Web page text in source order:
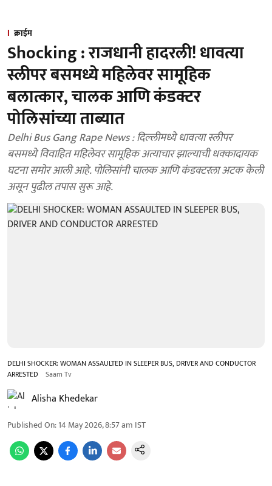
क्राईम
Shocking : राजधानी हादरली! धावत्या
स्लीपर बसमध्ये महिलेवर सामूहिक
बलात्कार, चालक आणि कंडक्टर
पोलिसांच्या ताब्यात
Delhi Bus Gang Rape News : दिल्लीमध्ये धावत्या स्लीपर
बसमध्ये विवाहित महिलेवर सामूहिक अत्याचार झाल्याची धक्कादायक
घटना समोर आली आहे. पोलिसांनी चालक आणि कंडक्टरला अटक केली
असून पुढील तपास सुरू आहे.
DELHI SHOCKER: WOMAN ASSAULTED IN SLEEPER BUS, DRIVER AND CONDUCTOR
ARRESTED Saam Tv
Alisha Khedekar
Published On:14 May 2026, 8:57 am IST